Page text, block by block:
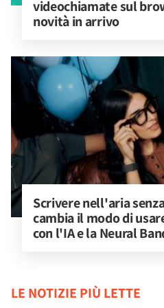
videochiamate sul
novità in arrivo
Scrivere nell'aria
cambia il modo di
con l'IA e la Neural
LE NOTIZIE PIÙ LETTE